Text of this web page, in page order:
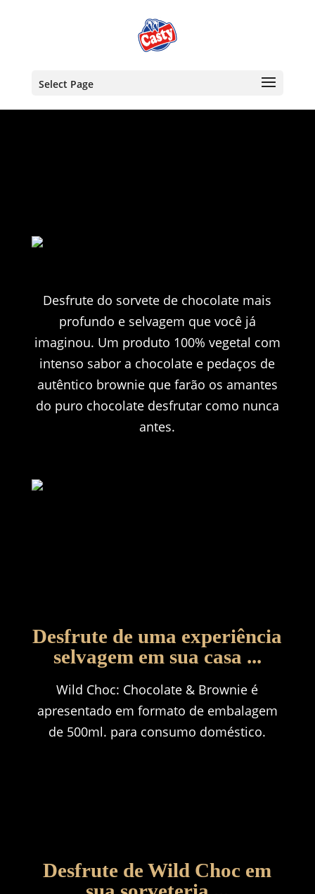
Select Page
Desfrute do sorvete de chocolate mais
profundo e selvagem que você já
imaginou. Um produto 100% vegetal com
intenso sabor a chocolate e pedaços de
autêntico brownie que farão os amantes
do puro chocolate desfrutar como nunca
antes.
Desfrute de uma experiência
selvagem em sua casa ...
Wild Choc: Chocolate & Brownie é
apresentado em formato de embalagem
de 500ml. para consumo doméstico.
Desfrute de Wild Choc em